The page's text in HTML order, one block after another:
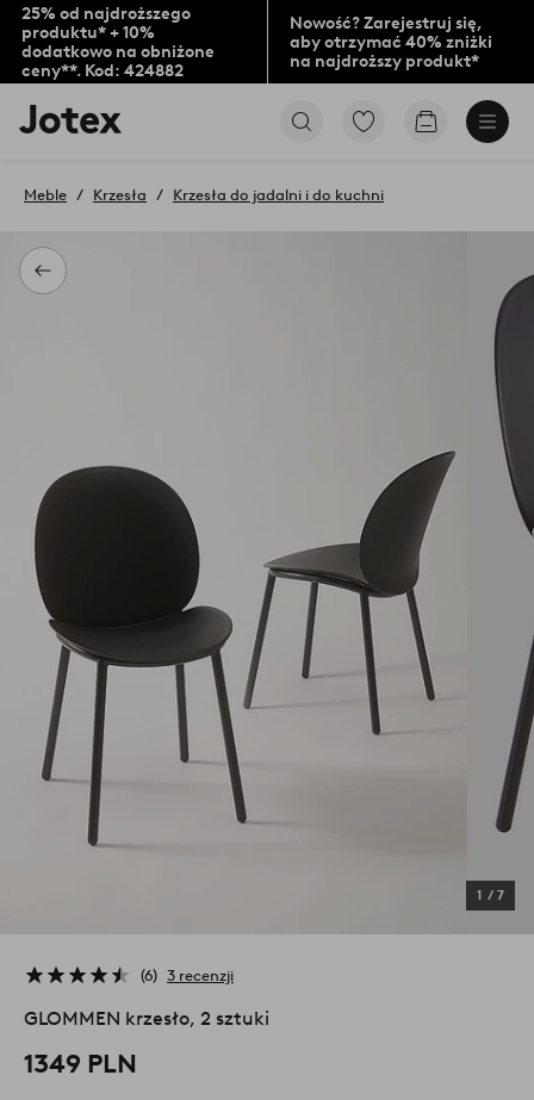
25% od najdroższego
produktu* + 10%
dodatkowo na obniżone
ceny**. Kod: 424882
Nowość? Zarejestruj się,
aby otrzymać 40% zniżki
na najdroższy produkt*
Logo
Jotex
na
stronę
Przejdź
oznaczonych
Przejdź
Powrót
Meble Krzesła Krzesła do jadalni i do kuchni
1 / 7
6 3 recenzji
GLOMMEN krzesło, 2 sztuki
1349 PLN